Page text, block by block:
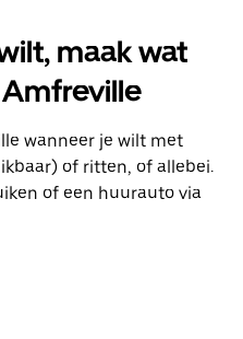
maak wat
wanneer je wilt met
of ritten, of allebei.
of een huurauto via